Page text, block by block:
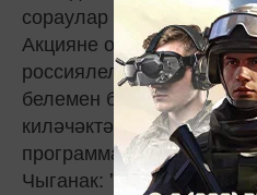
сораулар хәтта
Акцияне оештыруның
россиялеләрнең
белемен бәяләү. Булган
киләчәктә белгечләр
программаларын
Чыганак: "Татар-